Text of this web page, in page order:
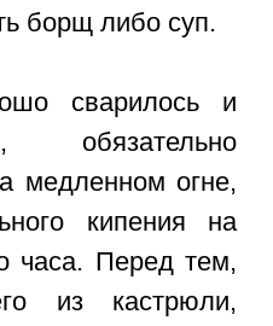
борщ либо суп.
сварилось и
обязательно
медленном огне,
кипения на
часа. Перед тем,
из кастрюли,